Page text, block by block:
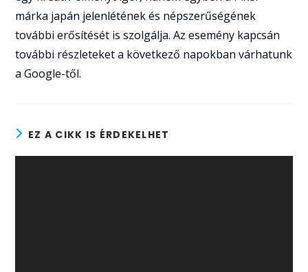
márka japán jelenlétének és népszerűségének
további erősítését is szolgálja. Az esemény kapcsán
további részleteket a következő napokban várhatunk
a Google-től.
EZ A CIKK IS ÉRDEKELHET